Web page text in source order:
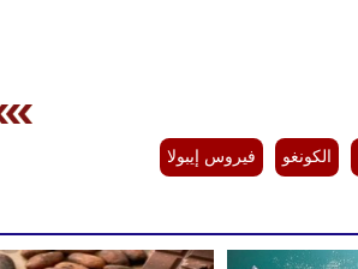
الكونغو فيروس إيبولا